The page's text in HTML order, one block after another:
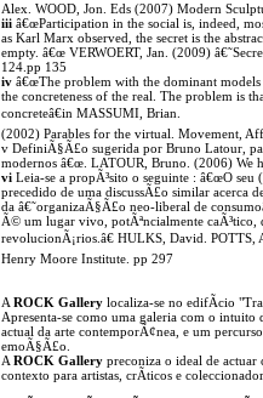
Alex. WOOD, Jon. Eds (2007) Modern
iii â€œParticipation in the social is, indeed,
as Karl Marx observed, the secret is the
empty. â€œ VERWOERT, Jan. (2009)
124.pp 135
iv â€œThe problem with the dominant
the concreteness of the real. The problem is
concreteâ€in MASSUMI, Brian.
(2002) Parables for the virtual. Movement,
v DefiniÃ§Ã£o sugerida por Bruno Latour,
modernos â€œ. LATOUR, Bruno. (2006) We
vi Leia-se a propÃ³sito o seguinte : â€œO
precedido de uma discussÃ£o similar acerca
da â€˜organizaÃ§Ã£o neo-liberal de
Ã© um lugar vivo, potÃªncialmente caÃ³tico,
revolucionÃ¡rios.â€ HULKS, David.
Henry Moore Institute. pp 297
A ROCK Gallery localiza-se no edifÃ­cio
Apresenta-se como uma galeria com o
actual da arte contemporÃ¢nea, e um
emoÃ§Ã£o.
A ROCK Gallery preconiza o ideal de
contexto para artistas, crÃ­ticos e